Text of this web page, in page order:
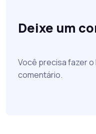
Deixe um
Você precisa fazer o
comentário.